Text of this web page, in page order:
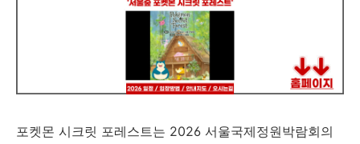
포켓몬 시크릿 포레스트는 2026 서울국제정원박람회의